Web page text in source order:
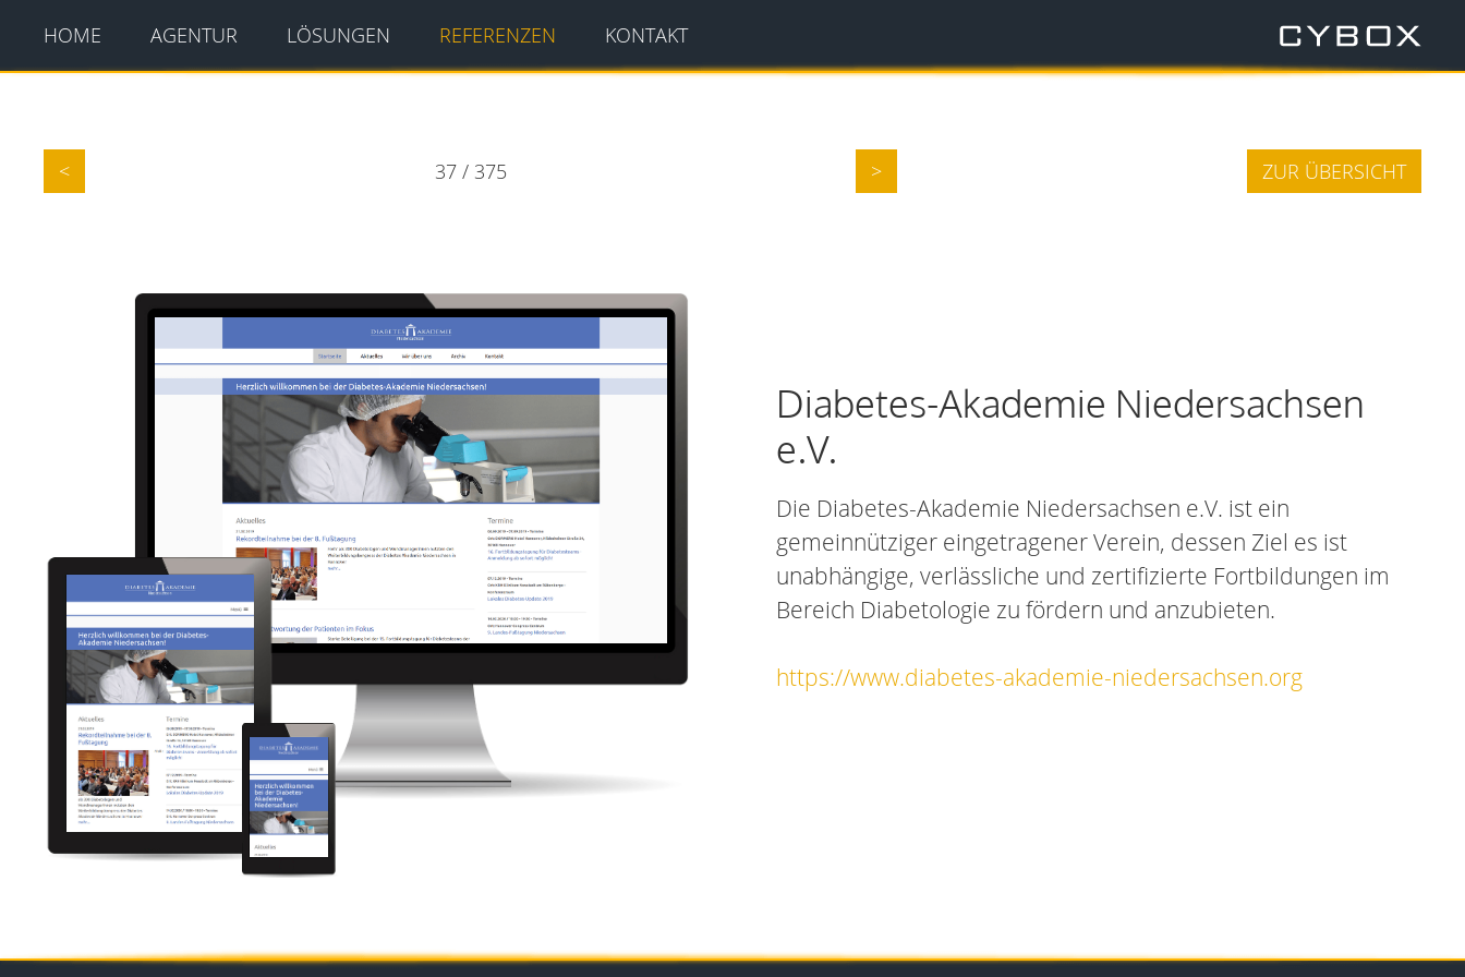
< 37 / 375 > ZUR ÜBERSICHT
Diabetes-Akademie Niedersachsen
e.V.
Die Diabetes-Akademie Niedersachsen e.V. ist ein
gemeinnütziger eingetragener Verein, dessen Ziel es ist
unabhängige, verlässliche und zertifizierte Fortbildungen im
Bereich Diabetologie zu fördern und anzubieten.
https://www.diabetes-akademie-niedersachsen.org
HOME AGENTUR LÖSUNGEN REFERENZEN KONTAKT